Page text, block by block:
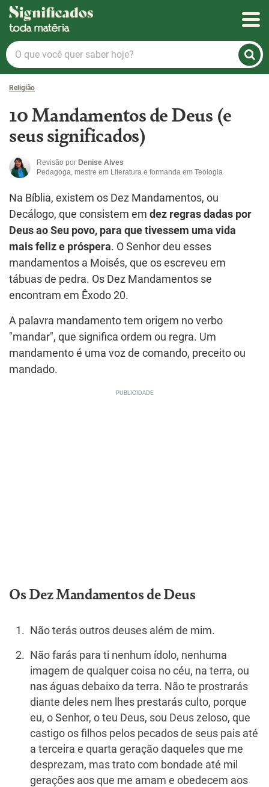
Significados
O
que
você
quer
hoje?
Religião
10 Mandamentos de Deus (e
seus significados)
Revisão por Denise Alves
Pedagoga, mestre em Literatura e formanda em Teologia
Na Bíblia, existem os Dez Mandamentos, ou
Decálogo, que consistem em dez regras dadas por
Deus ao Seu povo, para que tivessem uma vida
mais feliz e próspera. O Senhor deu esses
mandamentos a Moisés, que os escreveu em
tábuas de pedra. Os Dez Mandamentos se
encontram em Êxodo 20.
A palavra mandamento tem origem no verbo
"mandar", que significa ordem ou regra. Um
mandamento é uma voz de comando, preceito ou
mandado.
Os Dez Mandamentos de Deus
Não terás outros deuses além de mim.
Não farás para ti nenhum ídolo, ne­nhuma
imagem de qualquer coisa no céu, na terra, ou
nas águas debaixo da terra. Não te prostrarás
diante deles nem lhes prestarás culto, porque
eu, o Senhor, o teu Deus, sou Deus zelo­so, que
castigo os filhos pelos pecados de seus pais até
a terceira e quarta geração daqueles que me
desprezam, mas trato com bondade até mil
gerações aos que me amam e obedecem aos